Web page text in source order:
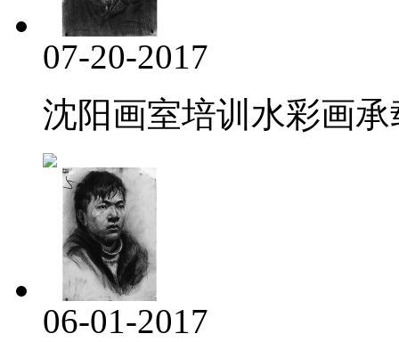
07-20-2017
沈阳画室培训水彩画承
06-01-2017